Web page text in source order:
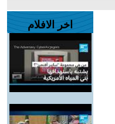
اخر الافلام